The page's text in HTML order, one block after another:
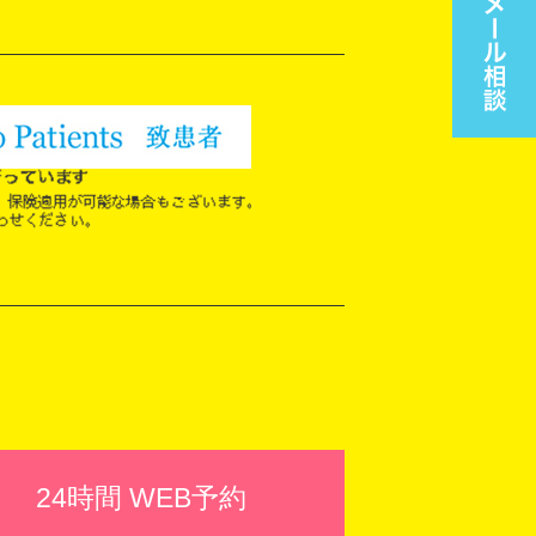
24時間 WEB予約